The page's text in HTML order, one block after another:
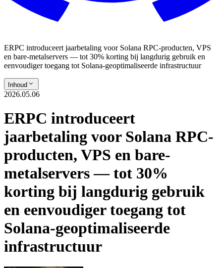
ERPC introduceert jaarbetaling voor Solana RPC-producten, VPS
en bare-metalservers — tot 30% korting bij langdurig gebruik en
eenvoudiger toegang tot Solana-geoptimaliseerde infrastructuur
Inhoud
2026.05.06
ERPC introduceert
jaarbetaling voor Solana RPC-
producten, VPS en bare-
metalservers — tot 30%
korting bij langdurig gebruik
en eenvoudiger toegang tot
Solana-geoptimaliseerde
infrastructuur